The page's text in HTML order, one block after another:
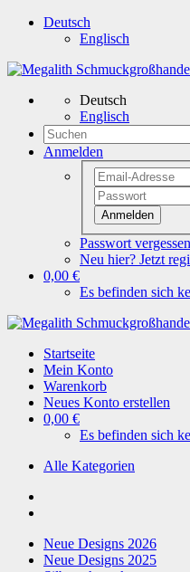
Deutsch
Englisch
Deutsch
Englisch
Anmelden
Anmelden
Passwort vergessen
Neu hier? Jetzt
0,00 €
Es befinden sich
Startseite
Mein Konto
Warenkorb
Neues Konto erstellen
0,00 €
Es befinden sich
Alle Kategorien
Neue Designs 2026
Neue Designs 2025